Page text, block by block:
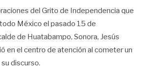
del Grito de Independencia que
México el pasado 15 de
de Huatabampo, Sonora, Jesús
en el centro de atención al cometer un
discurso.